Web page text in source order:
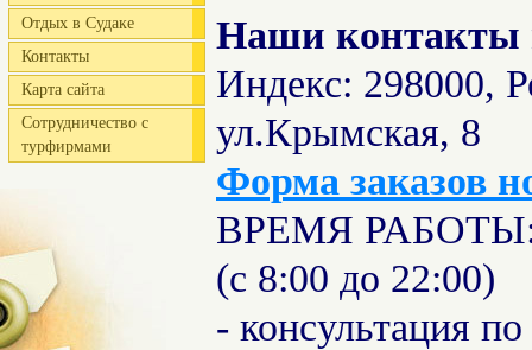
Наши контакты
Индекс: 298000,
ул.Крымская, 8
Форма заказов
ВРЕМЯ РАБОТЫ:
(с 8:00 до 22:00)
- консультация
Отдых в Судаке
Контакты
Карта сайта
Сотрудничество с
турфирмами